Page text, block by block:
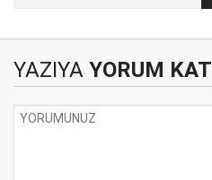
YAZIYA YORUM KAT